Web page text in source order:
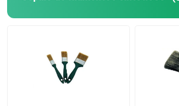
Pincel de cerdas blancas